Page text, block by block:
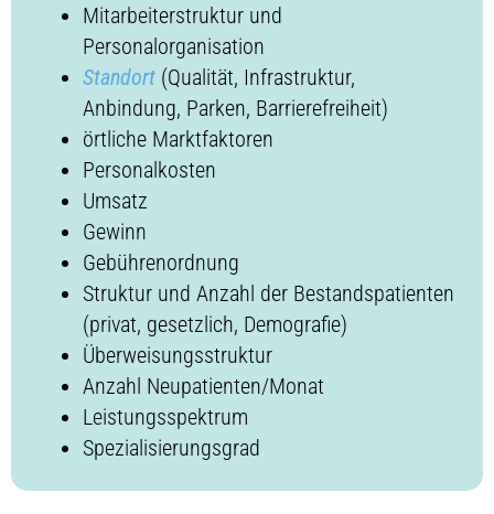
Mitarbeiterstruktur und
Personalorganisation
Standort (Qualität, Infrastruktur,
Anbindung, Parken, Barrierefreiheit)
örtliche Marktfaktoren
Personalkosten
Umsatz
Gewinn
Gebührenordnung
Struktur und Anzahl der Bestandspatienten
(privat, gesetzlich, Demografie)
Überweisungsstruktur
Anzahl Neupatienten/Monat
Leistungsspektrum
Spezialisierungsgrad